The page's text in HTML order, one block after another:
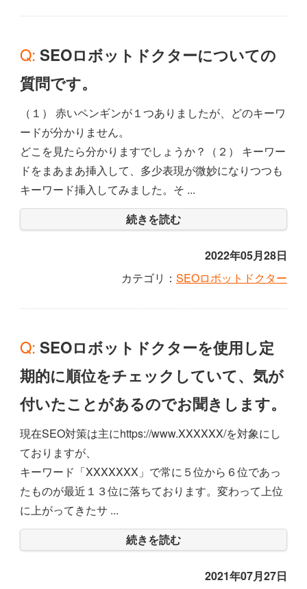
Q: SEOロボットドクターについての
質問です。
（１） 赤いペンギンが１つありましたが、どのキーワ
ードが分かりません。
どこを見たら分かりますでしょうか？（２） キーワー
ドをまあまあ挿入して、多少表現が微妙になりつつも
キーワード挿入してみました。そ ...
続きを読む
2022年05月28日
カテゴリ： SEOロボットドクター
Q: SEOロボットドクターを使用し定
期的に順位をチェックしていて、気が
付いたことがあるのでお聞きします。
現在SEO対策は主にhttps://www.XXXXXX/を対象にし
ておりますが、
キーワード「XXXXXXX」で常に５位から６位であっ
たものが最近１３位に落ちております。変わって上位
に上がってきたサ ...
続きを読む
2021年07月27日